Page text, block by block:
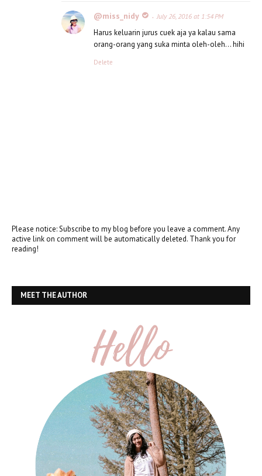
@miss_nidy July 26, 2016 at 1:54 PM
Harus keluarin jurus cuek aja ya kalau sama
orang-orang yang suka minta oleh-oleh... hihi
Delete
Please notice: Subscribe to my blog before you leave a comment. Any
active link on comment will be automatically deleted. Thank you for
reading!
MEET THE AUTHOR